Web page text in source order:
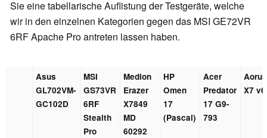
Sie eine tabellarische Auflistung der Testgeräte, welche
wir in den einzelnen Kategorien gegen das MSI GE72VR
6RF Apache Pro antreten lassen haben.
Asus
GL702VM-
GC102D
MSI
GS73VR
6RF
Stealth
Pro
Medion
Erazer
X7849
MD
60292
HP
Omen
17
(Pascal)
Acer
Predator
17 G9-
793
Aorus
X7 v6